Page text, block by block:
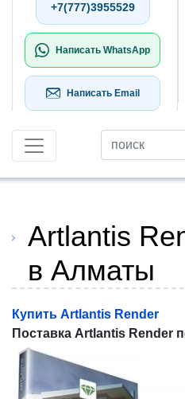
+7(777)3955529
Написать WhatsApp
Написать Email
Artlantis
в Алматы
Купить Artlantis Render
Поставка Artlantis Render